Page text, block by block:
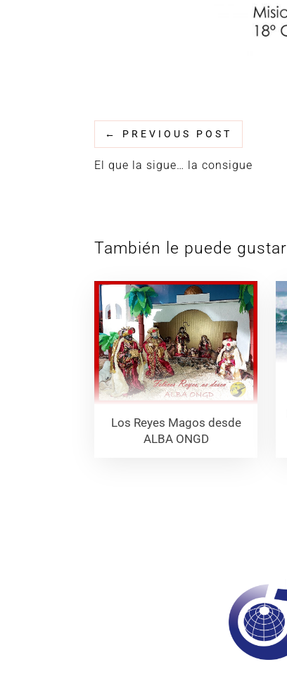
← PREVIOUS POST
El que la sigue… la consigue
También le puede gustar
Los Reyes Magos desde
ALBA ONGD